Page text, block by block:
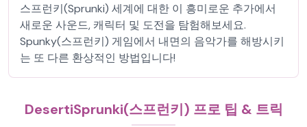
스프런키(Sprunki) 세계에 대한 이 흥미로운 추가에서
새로운 사운드, 캐릭터 및 도전을 탐험해보세요.
Spunky(스프런키) 게임에서 내면의 음악가를 해방시키
는 또 다른 환상적인 방법입니다!
DesertiSprunki(스프런키) 프로 팁 & 트릭